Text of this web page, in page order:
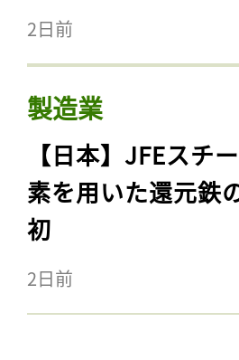
2日前
製造業
【日本】JFEスチ
素を用いた還元鉄
初
2日前